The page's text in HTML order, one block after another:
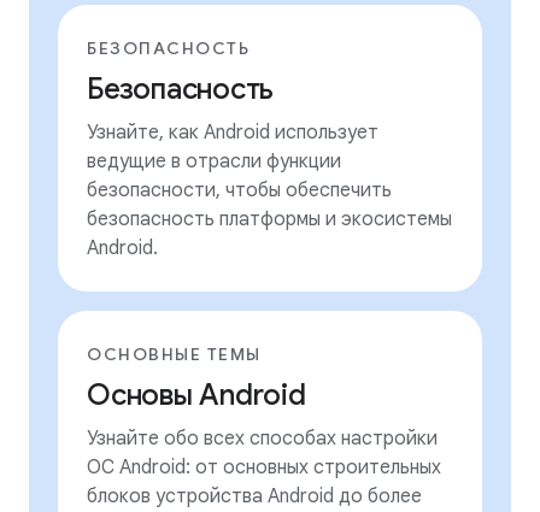
БЕЗОПАСНОСТЬ
Безопасность
Узнайте, как Android использует
ведущие в отрасли функции
безопасности, чтобы обеспечить
безопасность платформы и экосистемы
Android.
ОСНОВНЫЕ ТЕМЫ
Основы Android
Узнайте обо всех способах настройки
ОС Android: от основных строительных
блоков устройства Android до более